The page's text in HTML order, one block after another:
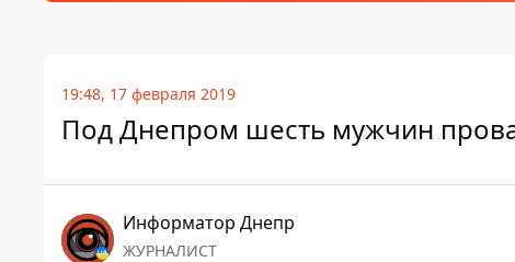
19:48, 17 февраля 2019
Под Днепром шесть мужчин
Информатор Днепр
ЖУРНАЛИСТ